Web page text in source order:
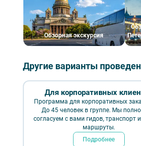
Гребной порт: когда в Гавани стояли
Лори/ Александр
авторские
Обзорная экскурсия
Другие варианты
Для корпоративных
Программа для корпоративных
До 45 человек в группе. Мы
согласуем с вами гидов, транспорт
маршруты.
Подробнее